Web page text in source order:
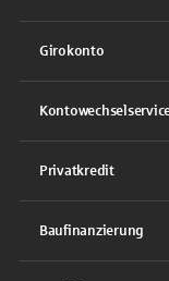
Girokonto
Privatkredit
Baufinanzierung